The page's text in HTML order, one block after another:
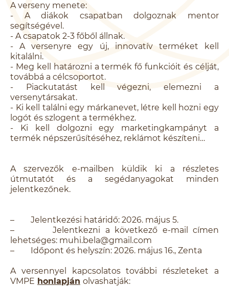
A verseny menete:
- A diákok csapatban dolgoznak mentor
segítségével.
- A csapatok 2-3 főből állnak.
- A versenyre egy új, innovatív terméket kell
kitalálni.
- Meg kell határozni a termék fő funkcióit és célját,
továbbá a célcsoportot.
- Piackutatást kell végezni, elemezni a
versenytársakat.
- Ki kell találni egy márkanevet, létre kell hozni egy
logót és szlogent a termékhez.
- Ki kell dolgozni egy marketingkampányt a
termék népszerűsítéséhez, reklámot készíteni…
A szervezők e-mailben küldik ki a részletes
útmutatót és a segédanyagokat minden
jelentkezőnek.
– Jelentkezési határidő: 2026. május 5.
– Jelentkezni a következő e-mail címen
lehetséges: muhi.bela@gmail.com
– Időpont és helyszín: 2026. május 16., Zenta
A versennyel kapcsolatos további részleteket a
VMPE honlapján olvashatják: